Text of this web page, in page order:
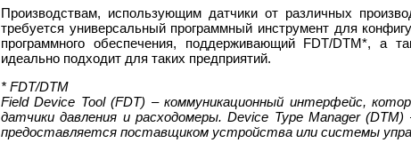
Производствам, использующим датчики от различных
требуется универсальный программный инструмент для
программного обеспечения, поддерживающий FDT/DTM*, а
идеально подходит для таких предприятий.
* FDT/DTM
Field Device Tool (FDT) – коммуникационный интерфейс,
датчики давления и расходомеры. Device Type Manager
предоставляется поставщиком устройства или системы